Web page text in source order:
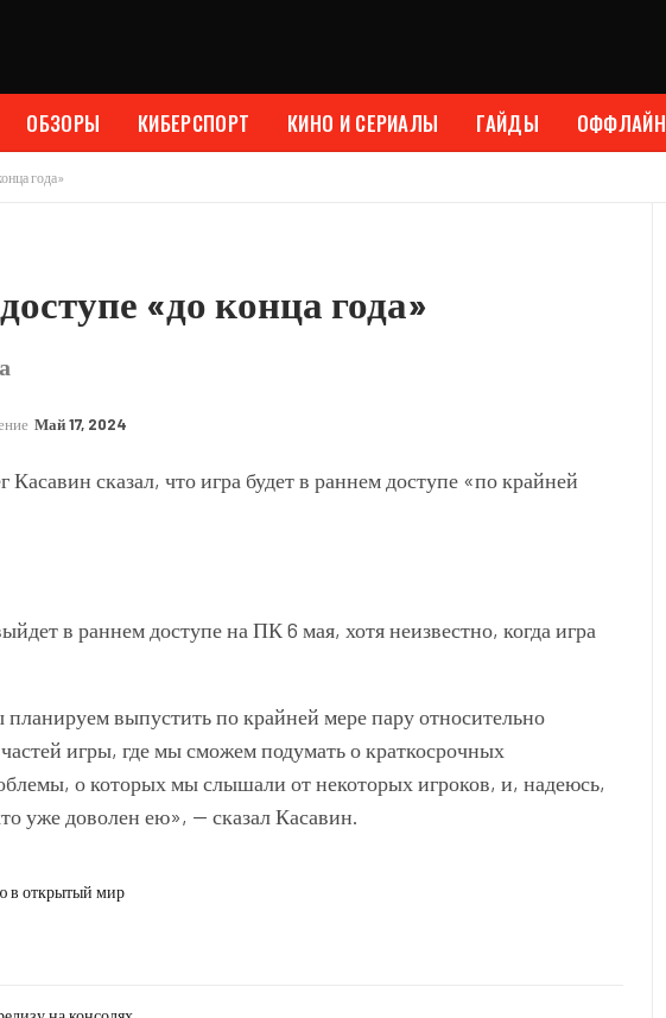
ОБЗОРЫ КИБЕРСПОРТ КИНО И СЕРИАЛЫ ГАЙДЫ ОФФЛАЙН
года»
«до конца года»
Май 17, 2024
Касавин сказал, что игра будет в раннем доступе «по крайней
в раннем доступе на ПК 6 мая, хотя неизвестно, когда игра
выпустить по крайней мере пару относительно
игры, где мы сможем подумать о краткосрочных
о которых мы слышали от некоторых игроков, и, надеюсь,
уже доволен ею», — сказал Касавин.
в открытый мир